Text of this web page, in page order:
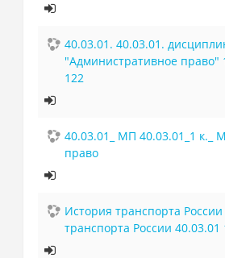
40.03.01. 40.03.01. дисциплина
"Административное право"
122
40.03.01_ МП 40.03.01_1 к._
право
История транспорта
транспорта России 40.03.01